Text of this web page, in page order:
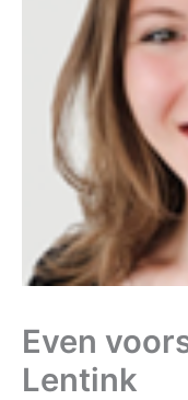
Even
Lentink